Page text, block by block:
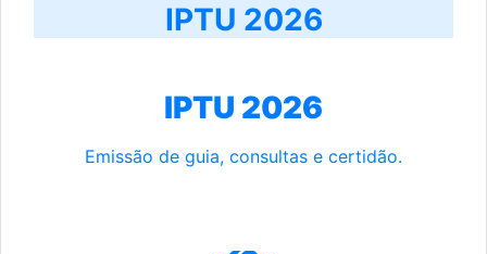
IPTU 2026
IPTU 2026
Emissão de guia, consultas e certidão.